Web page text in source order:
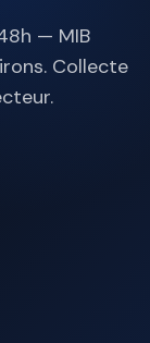
— MIB
Collecte